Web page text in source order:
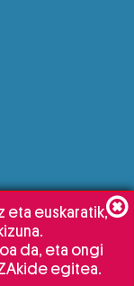
eta euskaratik,
da, eta ongi
egitea.